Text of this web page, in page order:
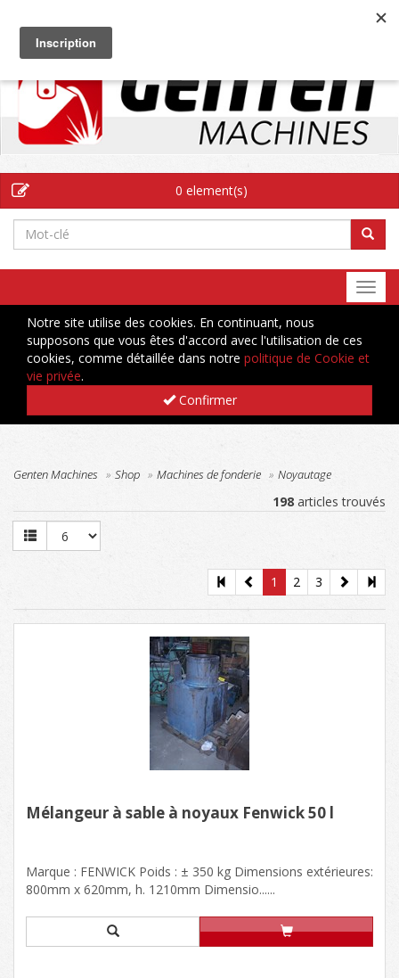
0 element(s)
Notre site utilise des cookies. En continuant, nous
supposons que vous êtes d'accord avec l'utilisation de ces
cookies, comme détaillée dans notre politique de Cookie et
vie privée.
Confirmer
Genten Machines Shop Machines de fonderie Noyautage
198 articles trouvés
1 2 3
Mélangeur à sable à noyaux Fenwick 50 l
Marque : FENWICK Poids : ± 350 kg Dimensions extérieures:
800mm x 620mm, h. 1210mm Dimensio......